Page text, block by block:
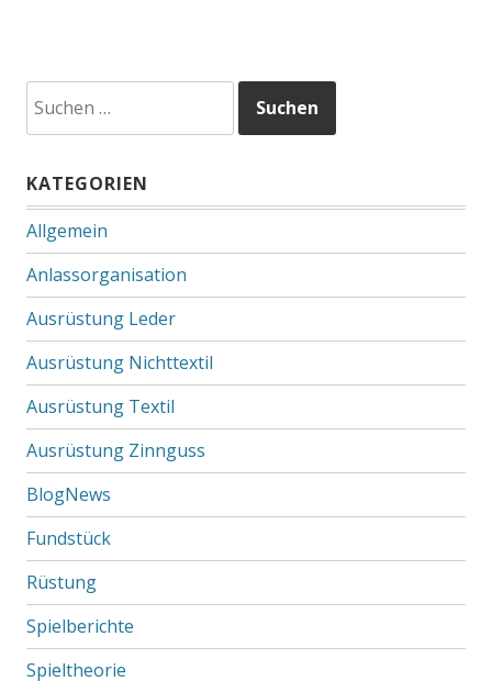
nach:
KATEGORIEN
Allgemein
Anlassorganisation
Ausrüstung Leder
Ausrüstung Nichttextil
Ausrüstung Textil
Ausrüstung Zinnguss
BlogNews
Fundstück
Rüstung
Spielberichte
Spieltheorie